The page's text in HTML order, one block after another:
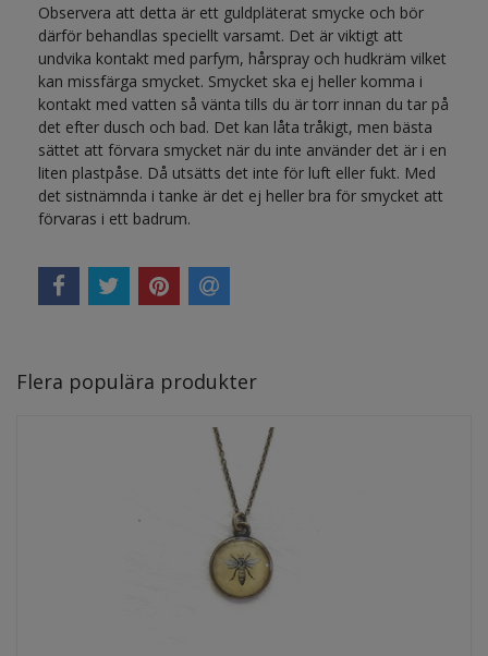
Observera att detta är ett guldpläterat smycke och bör
därför behandlas speciellt varsamt. Det är viktigt att
undvika kontakt med parfym, hårspray och hudkräm vilket
kan missfärga smycket. Smycket ska ej heller komma i
kontakt med vatten så vänta tills du är torr innan du tar på
det efter dusch och bad. Det kan låta tråkigt, men bästa
sättet att förvara smycket när du inte använder det är i en
liten plastpåse. Då utsätts det inte för luft eller fukt. Med
det sistnämnda i tanke är det ej heller bra för smycket att
förvaras i ett badrum.
Flera populära produkter